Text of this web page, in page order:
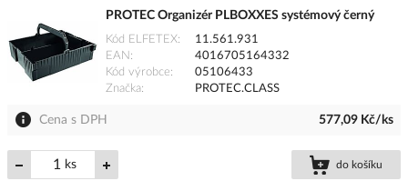
PROTEC Organizér PLBOXXES systémový černý
Kód ELFETEX
11.561.931
EAN
4016705164332
Kód výrobce
05106433
Značka
PROTEC.CLASS
Cena s DPH 577,09 Kč/ks
ks do košíku